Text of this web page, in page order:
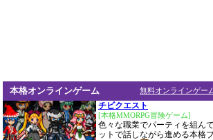
無料オンラインゲー
本格オンラインゲーム
チビクエスト
[本格MMORPG冒険ゲーム]
色々な職業でパーティを組ん
ットで話しながら進める本格